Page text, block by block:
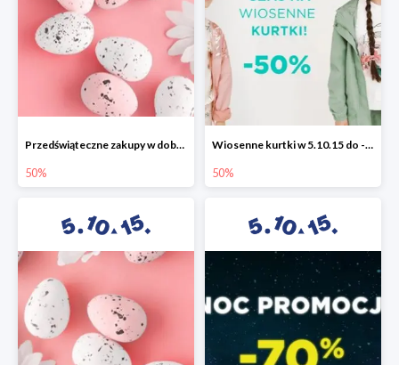
Przedświąteczne zakupy w dobrym stylu -50%
50%
Wiosenne kurtki w 5.10.15 do -50%
50%